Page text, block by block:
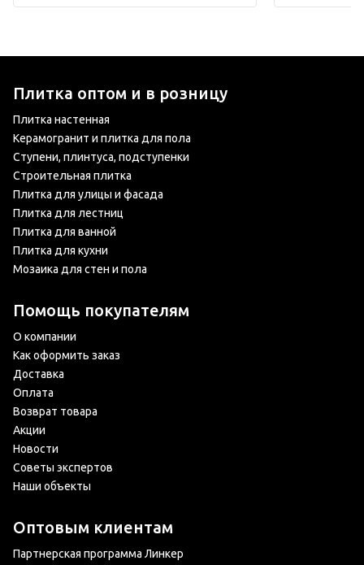
Плитка оптом и в розницу
Плитка настенная
Керамогранит и плитка для пола
Ступени, плинтуса, подступенки
Строительная плитка
Плитка для улицы и фасада
Плитка для лестниц
Плитка для ванной
Плитка для кухни
Мозаика для стен и пола
Помощь покупателям
О компании
Как оформить заказ
Доставка
Оплата
Возврат товара
Акции
Новости
Советы экспертов
Наши объекты
Оптовым клиентам
Партнерская программа Линкер